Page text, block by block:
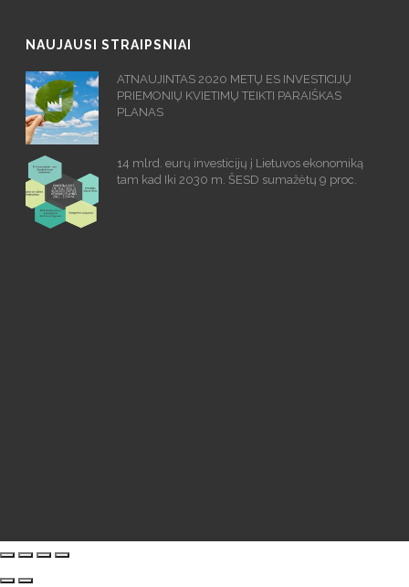
NAUJAUSI STRAIPSNIAI
ATNAUJINTAS 2020 METŲ ES INVESTICIJŲ
PRIEMONIŲ KVIETIMŲ TEIKTI PARAIŠKAS
PLANAS
14 mlrd. eurų investicijų į Lietuvos ekonomiką
tam kad Iki 2030 m. ŠESD sumažėtų 9 proc.